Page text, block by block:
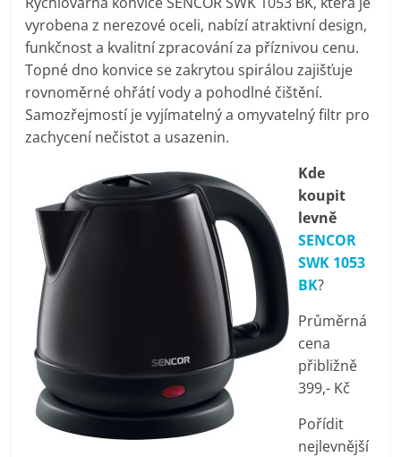
pračky,
televize,
notebooky,
mobilní
telefony,
kávovary,
bazény
Nejlepší
elektronika
porovnání
Elektro
vyrobena z nerezové oceli, nabízí atraktivní design,
funkčnost a kvalitní zpracování za příznivou cenu.
Topné dno konvice se zakrytou spirálou zajišťuje
rovnoměrné ohřátí vody a pohodlné čištění.
Samozřejmostí je vyjímatelný a omyvatelný filtr pro
zachycení nečistot a usazenin.
Kde
koupit
levně
SENCOR
SWK 1053
BK?
Průměrná
cena
přibližně
399,- Kč
Pořídit
nejlevnější